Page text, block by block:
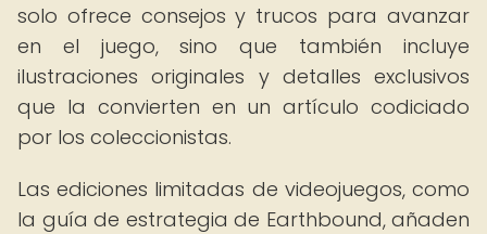
solo ofrece consejos y trucos para avanzar
en el juego, sino que también incluye
ilustraciones originales y detalles exclusivos
que la convierten en un artículo codiciado
por los coleccionistas.
Las ediciones limitadas de videojuegos, como
la guía de estrategia de Earthbound, añaden